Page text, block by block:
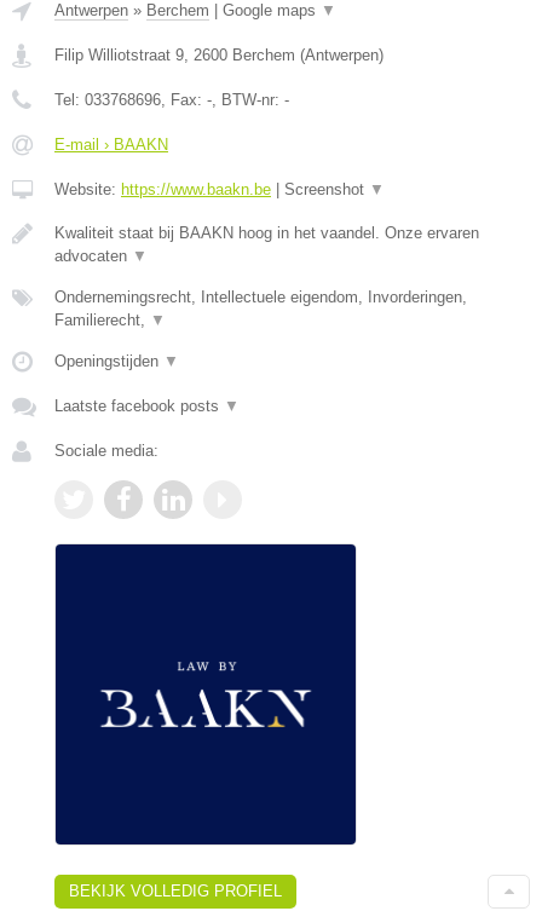
Antwerpen » Berchem Google maps ▼
Filip Williotstraat 9, 2600 Berchem (Antwerpen)
Tel: 033768696, Fax: -, BTW-nr: -
E-mail › BAAKN
Website: https://www.baakn.be Screenshot ▼
Kwaliteit staat bij BAAKN hoog in het vaandel. Onze ervaren
advocaten ▼
Ondernemingsrecht, Intellectuele eigendom, Invorderingen,
Familierecht, ▼
Openingstijden ▼
Laatste facebook posts ▼
Sociale media:
BEKIJK VOLLEDIG PROFIEL